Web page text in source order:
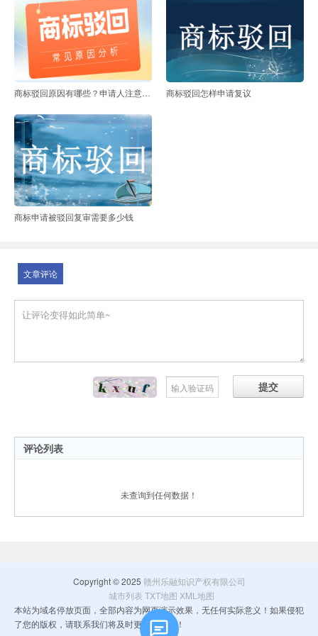
商标驳回原因有哪些？申请人注意避坑！ 商标驳回怎样申请复议
商标申请被驳回复审需要多少钱
文章评论
提交
评论列表
未查询到任何数据！
Copyright © 2025 赣州乐融知识产权有限公司
城市列表 TXT地图 XML地图
本站为域名停放页面，全部内容为网页演示效果，无任何实际意义！如果侵犯
了您的版权，请联系我们将及时更正和删除！